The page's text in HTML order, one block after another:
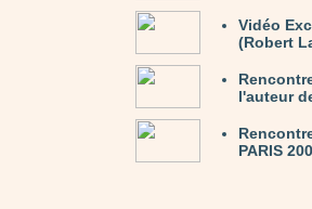
Vidéo
(Robert
l'auteur
PARIS